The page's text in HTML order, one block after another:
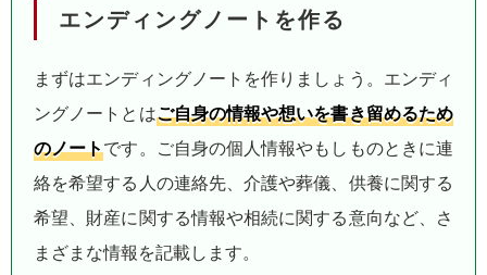
エンディングノートを作る
まずはエンディングノートを作りましょう。エンディ
ングノートとはご自身の情報や想いを書き留めるため
のノートです。ご自身の個人情報やもしものときに連
絡を希望する人の連絡先、介護や葬儀、供養に関する
希望、財産に関する情報や相続に関する意向など、さ
まざまな情報を記載します。